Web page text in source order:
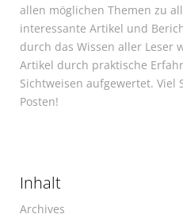
allen möglichen Themen zu
interessante Artikel und
durch das Wissen aller Leser
Artikel durch praktische
Sichtweisen aufgewertet. Viel
Posten!
Inhalt
Archives